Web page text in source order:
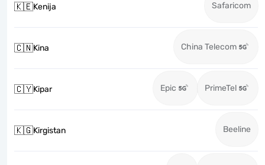
🇰🇪Kenija Safaricom
🇨🇳Kina China Telecom
🇨🇾Kipar Epic PrimeTel
🇰🇬Kirgistan Beeline